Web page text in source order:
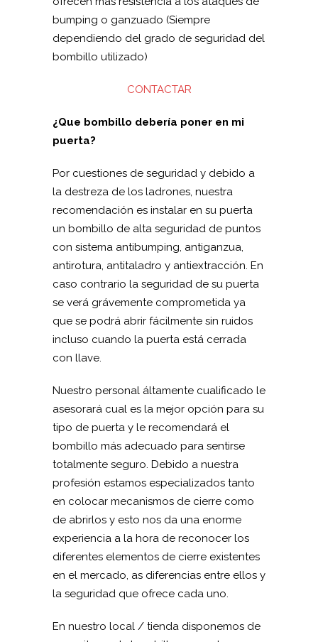
bumping o ganzuado (Siempre
dependiendo del grado de seguridad del
bombillo utilizado)
CONTACTAR
¿Que bombillo debería poner en mi
puerta?
Por cuestiones de seguridad y debido a
la destreza de los ladrones, nuestra
recomendación es instalar en su puerta
un bombillo de alta seguridad de puntos
con sistema antibumping, antiganzua,
antirotura, antitaladro y antiextracción. En
caso contrario la seguridad de su puerta
se verá grávemente comprometida ya
que se podrá abrir fácilmente sin ruidos
incluso cuando la puerta está cerrada
con llave.
Nuestro personal áltamente cualificado le
asesorará cual es la mejor opción para su
tipo de puerta y le recomendará el
bombillo más adecuado para sentirse
totalmente seguro. Debido a nuestra
profesión estamos especializados tanto
en colocar mecanismos de cierre como
de abrirlos y esto nos da una enorme
experiencia a la hora de reconocer los
diferentes elementos de cierre existentes
en el mercado, as diferencias entre ellos y
la seguridad que ofrece cada uno.
En nuestro local / tienda disponemos de